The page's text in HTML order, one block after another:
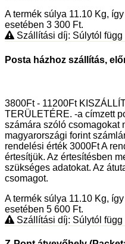
A termék súlya 11.10 Kg,
esetében 3 300 Ft.
Szállítási díj: Súlytól függ
Posta házhoz szállítás,
3800Ft - 11200Ft
TERÜLETÉRE. -a címzett
számára szóló csomagokat
magyarországi forint
rendelési érték 3000Ft A
értesítjük. Az értesítésben
szükséges adatokat. Az
csomagot.
A termék súlya 11.10 Kg,
esetében 5 600 Ft.
Szállítási díj: Súlytól függ